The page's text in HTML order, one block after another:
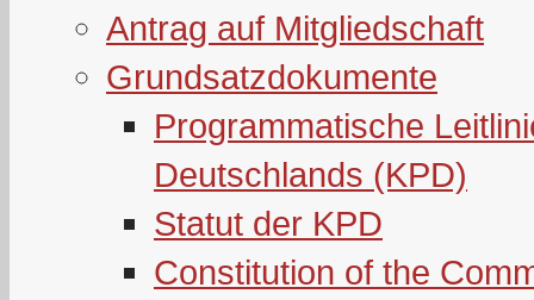
Antrag auf Mitgliedschaft
Grundsatzdokumente
Programmatische
Deutschlands (KPD)
Statut der KPD
Constitution of the